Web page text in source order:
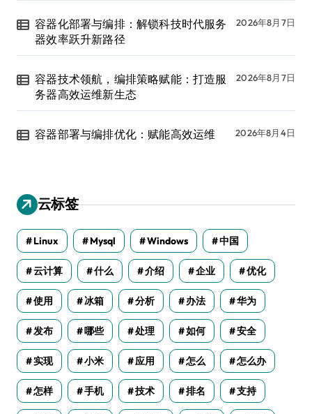
容器化部署与编排：解锁科技时代服务
器效率跃升新路径
2026年8月7日
容器技术领航，编排策略赋能：打造服
务器高效运维新生态
2026年8月7日
容器部署与编排优化：赋能高效运维 2026年8月4日
云标签
Linux Mysql Windows 中国
云计算 什么 介绍 企业 优化
使用 冰箱 分析 办法 华为
发布 哪些 处理 如何 安全
实现 小米 应用 怎么 怎么办
怎样 手机 技术 排名 支持